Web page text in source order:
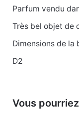
Parfum vendu
Très bel objet de
Dimensions de la
D2
Vous